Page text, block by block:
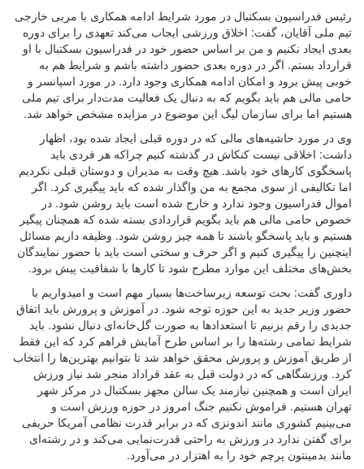
رئیس فدراسیون بسکتبال در مورد شرایط ادامه همکاری با مربی خارجی
تیم ملی آقایان، گفت: اخلاق ورزشی ایجاب می‌کند تعهدی را برای دوره
بعدی ایجاد نکنیم و من بر اساس حضور خود در فدراسیون بسکتبال با او
قرارداد بستم. اگر در دوره بعدی حضور داشته باشم و شرایط هم به
خوبی پیش برود و امکان ادامه همکاری وجود دارد. در مورد اسپانسر و
حامی مالی هم باید بگویم که به دنبال یک فعالیت مدت‌دار برای تیم ملی
هستیم اما برای سازمان لیگ این موضوع در مزایده مشخص خواهد شد.
وی در مورد حاشیه‌های مالی که در دوره قبلی ایجاد شده بود، اظهار
داشت: اخلاقی نیست کنکاش در گذشته کنیم چراکه هر فردی باید
پاسخگوی کارهای خود باشد. هیچ وقت به مدیران و دوستان قبلی نکردیم
اما تکالیفی از سوی مجمع به من واگذار شده که باید پیگیری کرد. اگر
اموال فدراسیون وجود ندارد و خارج شده است باید روشن شود. در
خصوص حامی مالی هم باید بگویم قراردادی بسته شده که همچنان پیگیر
هستیم و باید پاسخگو باشند تا همه چیز روشن شود. وظیفه داریم مسائل
اینچنین را پیگیری کنیم و اگر حرف و سختی است باید با حضور نمایندگان
بخش‌های مختلف این موارد مطرح شود تا کارها با شفافیت پیش برود.
داوری گفت: بحث توسعه زیرساخت‌ها بسیار مهم است و امیدواریم با
حضور وزیر جدید به این حوزه توجه شود. در آموزش و پرورش باید اتفاق
جدیدی را رقم بزنیم تا استعدادها به صورت گل‌خانه‌ای دنبال نشود. باید
شرایط تمامی رشته‌ها را بر اساس طرح آمایش فراهم کرد که این فقط
از طریق آموزش و پرورش محقق خواهد شد تا بتوانیم بهترین‌ها را انتخاب
کرد. ورزشگاهی که در دولت قبل به عقد قراداد منجر شد نیاز ورزش
ایران است و همچنین نیازمند یک سالن مجهز بسکتبال در مرکز شهر
تهران هستیم. فراموش نکنیم جنگ امروز در حوزه ورزش است و
می‌بینیم کشوری مانند اندونزی که در برابر قدرت نظامی آمریکا حریفی
برای گفتن ندارد در ورزش به راحتی قدرت‌نمایی می‌کند و در رشته‌ای
مانند بدمینتون پرچم خود را به اهتزار در می‌آورد.